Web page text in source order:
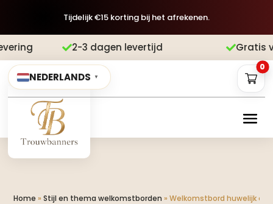
Tijdelijk €15 korting bij het afrekenen.
levertijd Gratis verzending 
NEDERLANDS ▼
0
Home »Stijl en thema welkomstborden »Welkomstbord huwelijk